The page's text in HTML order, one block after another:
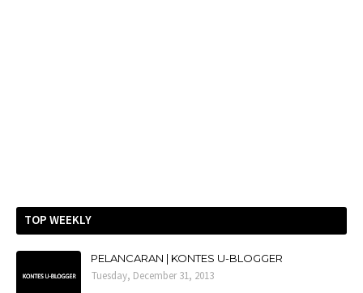
TOP WEEKLY
PELANCARAN | KONTES U-BLOGGER
Tuesday, December 31, 2013